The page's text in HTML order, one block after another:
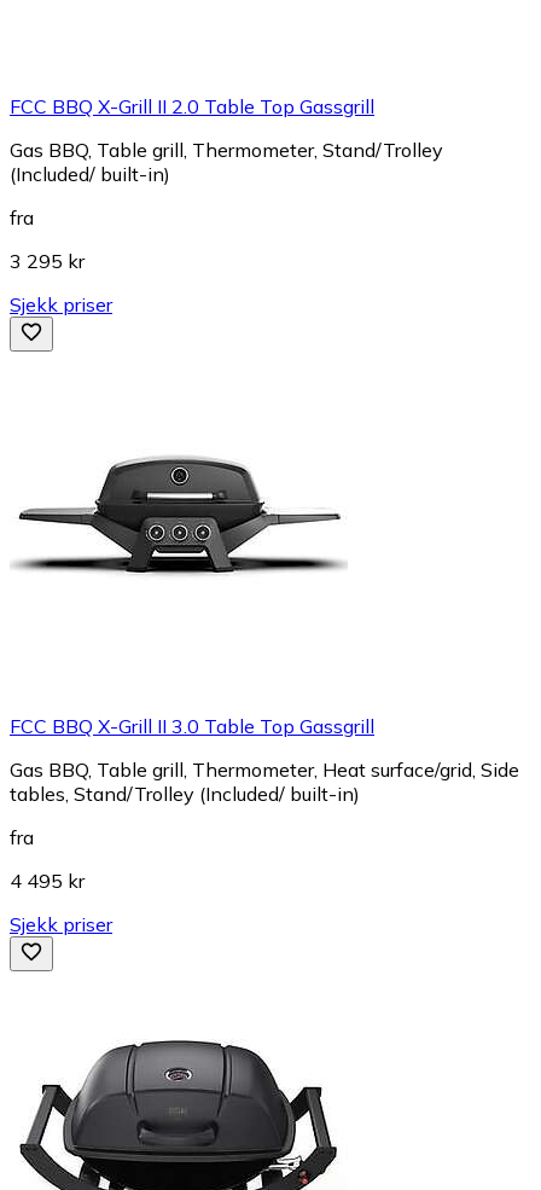
FCC BBQ X-Grill II 2.0 Table Top Gassgrill
Gas BBQ, Table grill, Thermometer, Stand/Trolley
(Included/ built-in)
fra
3 295 kr
Sjekk priser
FCC BBQ X-Grill II 3.0 Table Top Gassgrill
Gas BBQ, Table grill, Thermometer, Heat surface/grid, Side
tables, Stand/Trolley (Included/ built-in)
fra
4 495 kr
Sjekk priser